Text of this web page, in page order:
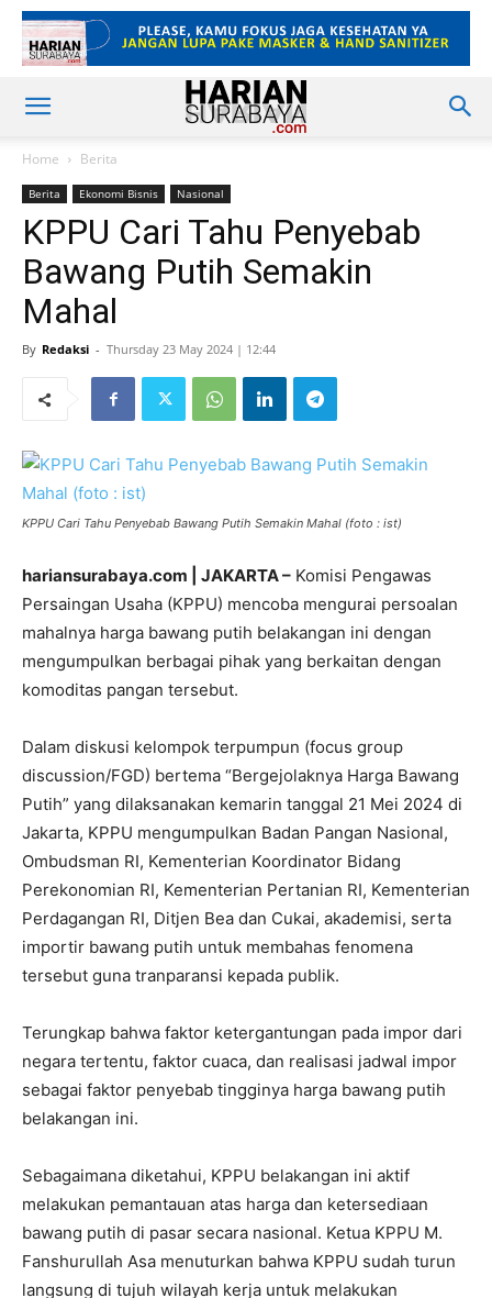
Home Berita
Berita Ekonomi Bisnis Nasional
KPPU Cari Tahu Penyebab
Bawang Putih Semakin
Mahal
By Redaksi - Thursday 23 May 2024 | 12:44
KPPU Cari Tahu Penyebab Bawang Putih Semakin Mahal (foto : ist)
hariansurabaya.com | JAKARTA – Komisi Pengawas
Persaingan Usaha (KPPU) mencoba mengurai persoalan
mahalnya harga bawang putih belakangan ini dengan
mengumpulkan berbagai pihak yang berkaitan dengan
komoditas pangan tersebut.
Dalam diskusi kelompok terpumpun (focus group
discussion/FGD) bertema “Bergejolaknya Harga Bawang
Putih” yang dilaksanakan kemarin tanggal 21 Mei 2024 di
Jakarta, KPPU mengumpulkan Badan Pangan Nasional,
Ombudsman RI, Kementerian Koordinator Bidang
Perekonomian RI, Kementerian Pertanian RI, Kementerian
Perdagangan RI, Ditjen Bea dan Cukai, akademisi, serta
importir bawang putih untuk membahas fenomena
tersebut guna tranparansi kepada publik.
Terungkap bahwa faktor ketergantungan pada impor dari
negara tertentu, faktor cuaca, dan realisasi jadwal impor
sebagai faktor penyebab tingginya harga bawang putih
belakangan ini.
Sebagaimana diketahui, KPPU belakangan ini aktif
melakukan pemantauan atas harga dan ketersediaan
bawang putih di pasar secara nasional. Ketua KPPU M.
Fanshurullah Asa menuturkan bahwa KPPU sudah turun
langsung di tujuh wilayah kerja untuk melakukan